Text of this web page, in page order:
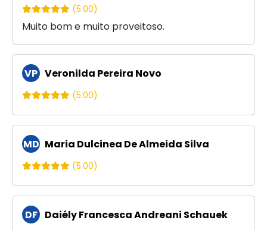
(5.00)
Muito bom e muito proveitoso.
VP Veronilda Pereira Novo
(5.00)
MD Maria Dulcinea De Almeida Silva
(5.00)
DF Daiély Francesca Andreani Schauek